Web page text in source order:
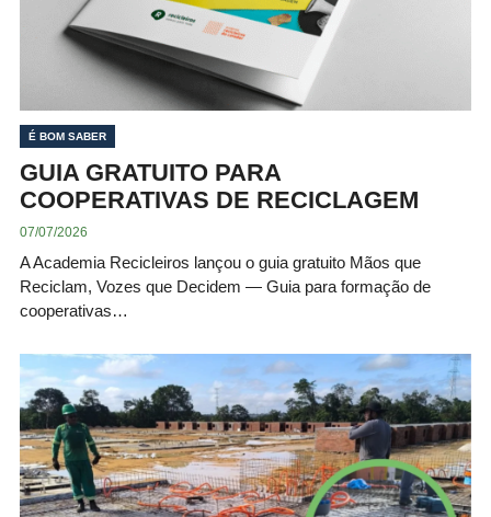
É BOM SABER
GUIA GRATUITO PARA
COOPERATIVAS DE RECICLAGEM
07/07/2026
A Academia Recicleiros lançou o guia gratuito Mãos que
Reciclam, Vozes que Decidem — Guia para formação de
cooperativas…